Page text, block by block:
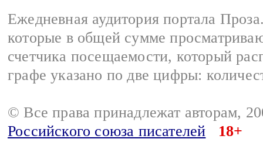
Ежедневная аудитория портала
которые в общей сумме
счетчика посещаемости, который
графе указано по две цифры:
© Все права принадлежат авторам,
Российского союза писателей
18+